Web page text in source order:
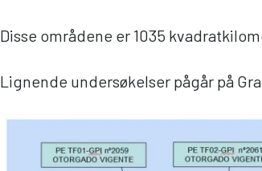
Disse områdene er 1035
Lignende undersøkelser pågår på